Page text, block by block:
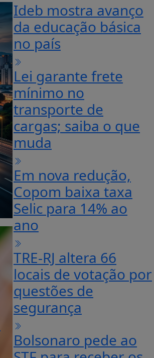
Ideb mostra avanço
da educação básica
no país
Lei garante frete
mínimo no
transporte de
cargas; saiba o que
muda
Em nova redução,
Copom baixa taxa
Selic para 14% ao
ano
TRE-RJ altera 66
locais de votação por
questões de
segurança
Bolsonaro pede ao